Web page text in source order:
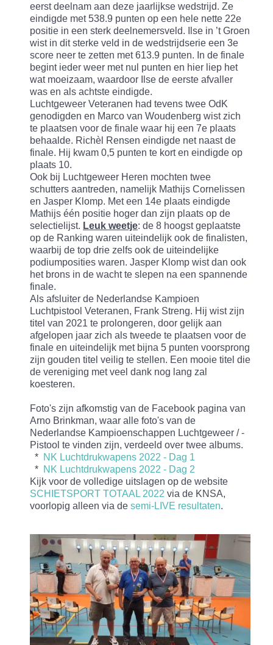
eerst deelnam aan deze jaarlijkse wedstrijd. Ze
eindigde met 538.9 punten op een hele nette 22e
positie in een sterk deelnemersveld. Ilse in ’t Groen
wist in dit sterke veld in de wedstrijdserie een 3e
score neer te zetten met 613.9 punten. In de finale
begint ieder weer met nul punten en hier liep het
wat moeizaam, waardoor Ilse de eerste afvaller
was en als achtste eindigde.
Luchtgeweer Veteranen had tevens twee OdK
genodigden en Marco van Woudenberg wist zich
te plaatsen voor de finale waar hij een 7e plaats
behaalde. Richèl Rensen eindigde net naast de
finale. Hij kwam 0,5 punten te kort en eindigde op
plaats 10.
Ook bij Luchtgeweer Heren mochten twee
schutters aantreden, namelijk Mathijs Cornelissen
en Jasper Klomp. Met een 14e plaats eindigde
Mathijs één positie hoger dan zijn plaats op de
selectielijst. Leuk weetje: de 8 hoogst geplaatste
op de Ranking waren uiteindelijk ook de finalisten,
waarbij de top drie zelfs ook de uiteindelijke
podiumposities waren. Jasper Klomp wist dan ook
het brons in de wacht te slepen na een spannende
finale.
Als afsluiter de Nederlandse Kampioen
Luchtpistool Veteranen, Frank Streng. Hij wist zijn
titel van 2021 te prolongeren, door gelijk aan
afgelopen jaar zich als tweede te plaatsen voor de
finale en uiteindelijk met bijna 5 punten voorsprong
zijn gouden titel veilig te stellen. Een mooie titel die
de vereniging met veel dank nog lang zal
koesteren.
Foto's zijn afkomstig van de Facebook pagina van
Arno Brinkman, waar alle foto's van de
Nederlandse Kampioenschappen Luchtgeweer / -
Pistool te vinden zijn, verdeeld over twee albums.
* NK Luchtdrukwapens 2022 - Dag 1
* NK Luchtdrukwapens 2022 - Dag 2
Kijk voor de volledige uitslagen op de website
SCHIETSPORT TOTAAL 2022 via de KNSA,
voorlopig alleen via de semi-LIVE resultaten.